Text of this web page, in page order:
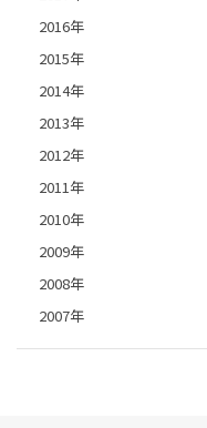
2016年
2015年
2014年
2013年
2012年
2011年
2010年
2009年
2008年
2007年